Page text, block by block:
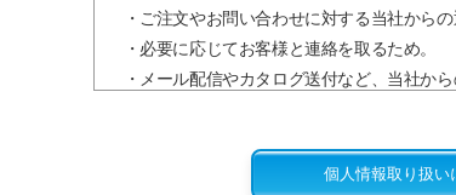
・ご注文やお問い合わせに対する当社からの
・必要に応じてお客様と連絡を取るため。
・メール配信やカタログ送付など、当社から
２．ご提供いただいた個人情報は、下記の場
個人情報取り扱い